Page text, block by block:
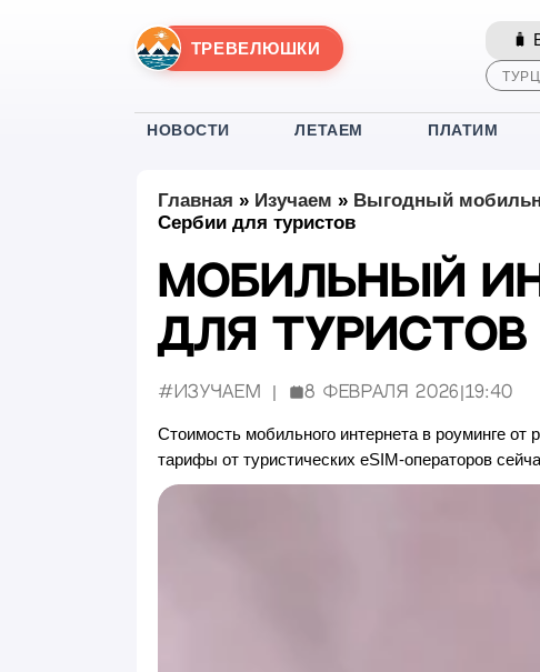
ТРЕВЕЛЮШКИ
НОВОСТИ ЛЕТАЕМ ПЛАТИМ
Главная » Изучаем » Выгодный
Сербии для туристов
Мобильный
для туристов
#Изучаем Опубликовано:
8 февраля 2026 19:40
Стоимость мобильного интернета в роуминге от
тарифы от туристических eSIM-операторов